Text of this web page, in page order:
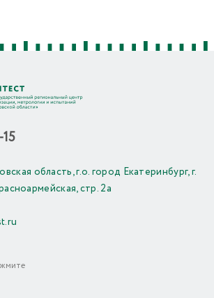
область, г.о. город Екатеринбург, г.
стр. 2а